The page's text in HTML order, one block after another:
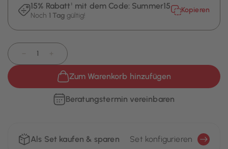
15% Rabatt¹ mit dem Code: Summer15
Noch 1 Tag gültig!
Kopieren
Zum Warenkorb hinzufügen
Beratungstermin vereinbaren
Als Set kaufen & sparen Set konfigurieren